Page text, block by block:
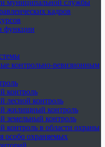
муниципальной службы
кадров
функции
контрольно-ревизионным
контроль
лесной контроль
жилищный контроль
земельный контроль
в области охраны
особо охраняемых